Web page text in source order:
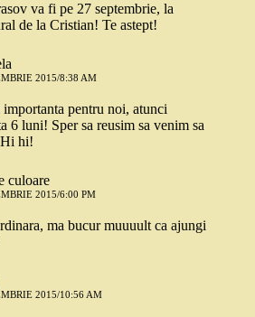
va fi pe 27 septembrie, la
de la Cristian! Te astept!
2015/8:38 AM
pentru noi, atunci
6 luni! Sper sa reusim sa venim sa
Hi hi!
culoare
2015/6:00 PM
ma bucur muuuult ca ajungi
2015/10:56 AM